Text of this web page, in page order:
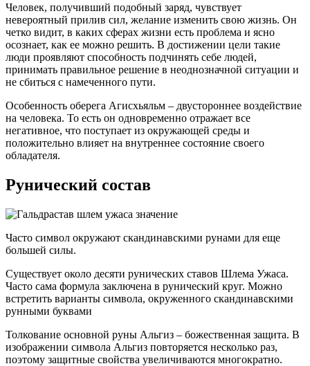
Человек, получивший подобный заряд, чувствует
невероятный прилив сил, желание изменить свою жизнь. Он
четко видит, в каких сферах жизни есть проблема и ясно
осознает, как ее можно решить. В достижении цели такие
люди проявляют способность подчинять себе людей,
принимать правильное решение в неоднозначной ситуации и
не сбиться с намеченного пути.
Особенность оберега Агисхьяльм – двустороннее воздействие
на человека. То есть он одновременно отражает все
негативное, что поступает из окружающей среды и
положительно влияет на внутреннее состояние своего
обладателя.
Рунический состав
Часто символ окружают скандинавскими рунами для еще
большей силы.
Существует около десяти рунических ставов Шлема Ужаса.
Часто сама формула заключена в рунический круг. Можно
встретить варианты символа, окруженного скандинавскими
рунными буквами
Толкование основной руны Альгиз – божественная защита. В
изображении символа Альгиз повторяется несколько раз,
поэтому защитные свойства увеличиваются многократно.